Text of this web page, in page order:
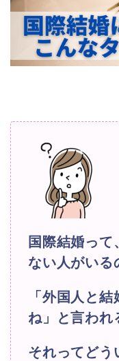
国際結婚っ
ない人がいる
「外国人と
ね」と言われ
それってどう